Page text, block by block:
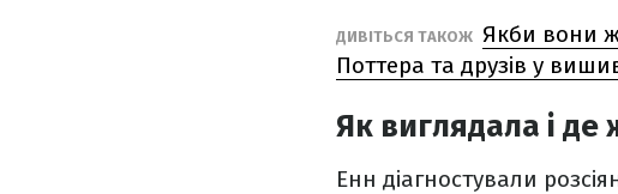
ДИВІТЬСЯ ТАКОЖ Якби вони
Поттера та друзів у
Як виглядала і
Енн діагностували